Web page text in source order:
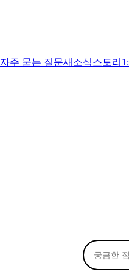
자주 묻는 질문새소식스토리